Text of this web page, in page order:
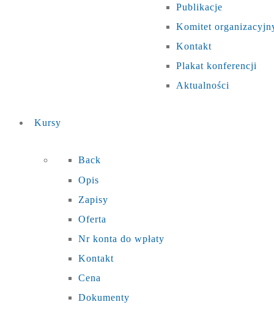
Publikacje
Komitet
Kontakt
Plakat konferencji
Aktualności
Kursy
Back
Opis
Zapisy
Oferta
Nr konta do wpłaty
Kontakt
Cena
Dokumenty